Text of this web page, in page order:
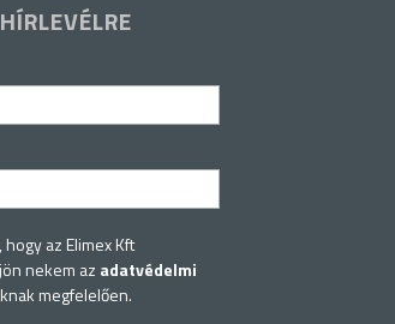
az Elimex Kft
nekem az adatvédelmi
megfelelően.